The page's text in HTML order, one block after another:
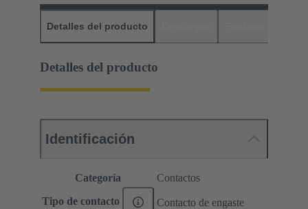
Detalles del producto
Detalles del producto
Identificación
Categoría Contactos
Tipo de contacto Contacto de engaste